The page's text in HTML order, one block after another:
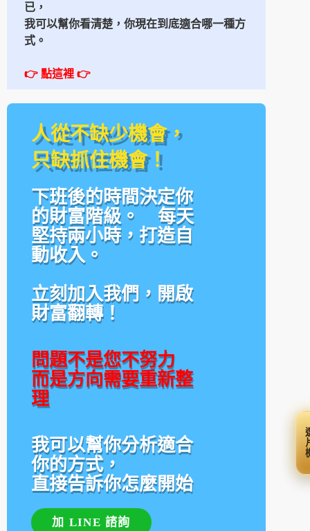
已，
我可以幫你看清楚， 你現在到底適合哪一種方
式。
👉 點這裡 👉
人從不缺少機會，
只缺抓住機會！
下班後的時間決定你
的財富階級。 每天
堅持兩小時，打造自
動收入。
立刻加入我們，開啟
財富翻轉！
問題不是您不努力
而是方向需要重新整
理
我可以幫你分析適合
你的方式，
直接告訴你怎麼開始
加 LINE 諮詢
選